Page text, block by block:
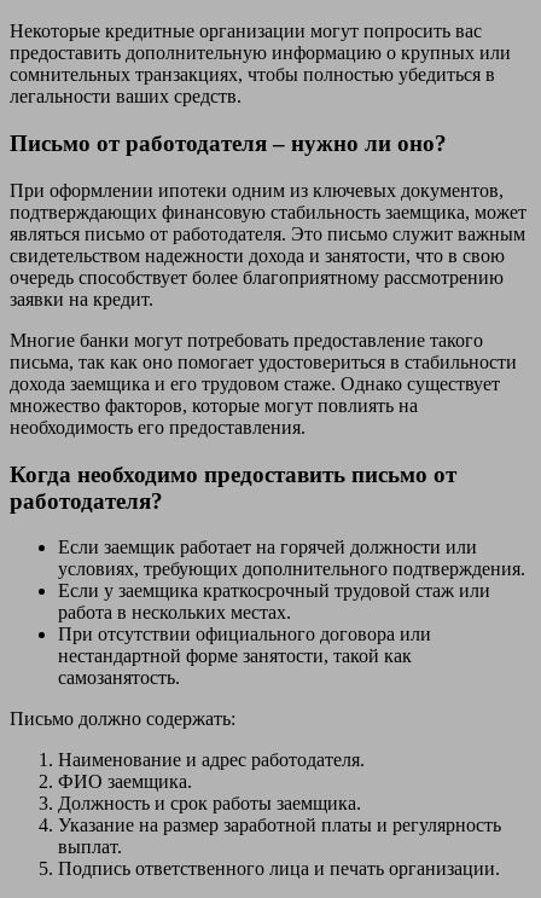
Некоторые кредитные организации могут попросить вас
предоставить дополнительную информацию о крупных или
сомнительных транзакциях, чтобы полностью убедиться в
легальности ваших средств.
Письмо от работодателя – нужно ли оно?
При оформлении ипотеки одним из ключевых документов,
подтверждающих финансовую стабильность заемщика, может
являться письмо от работодателя. Это письмо служит важным
свидетельством надежности дохода и занятости, что в свою
очередь способствует более благоприятному рассмотрению
заявки на кредит.
Многие банки могут потребовать предоставление такого
письма, так как оно помогает удостовериться в стабильности
дохода заемщика и его трудовом стаже. Однако существует
множество факторов, которые могут повлиять на
необходимость его предоставления.
Когда необходимо предоставить письмо от
работодателя?
Если заемщик работает на горячей должности или
условиях, требующих дополнительного подтверждения.
Если у заемщика краткосрочный трудовой стаж или
работа в нескольких местах.
При отсутствии официального договора или
нестандартной форме занятости, такой как
самозанятость.
Письмо должно содержать:
Наименование и адрес работодателя.
ФИО заемщика.
Должность и срок работы заемщика.
Указание на размер заработной платы и регулярность
выплат.
Подпись ответственного лица и печать организации.